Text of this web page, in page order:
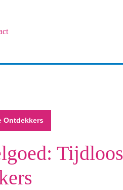
Ontdekkers
Tijdloos